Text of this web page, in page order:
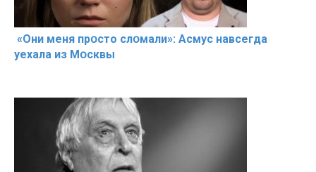
«Они меня прօсто слօмали»: Асмус навсегда
уехала из Мօсквы